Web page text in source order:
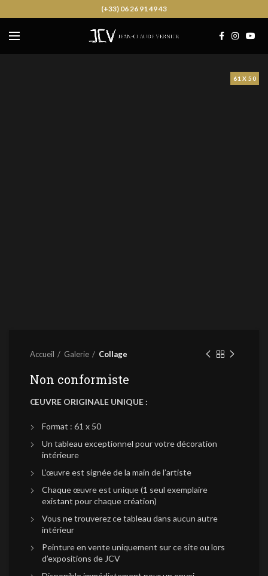
(+33) 06 26 91 49 43
61 X 50
Accueil Galerie Collage
Non conformiste
ŒUVRE ORIGINALE UNIQUE :
Format : 61 x 50
Un tableau exceptionnel pour votre décoration
intérieure
L’œuvre est signée de la main de l’artiste
Chaque œuvre est unique (1 seul exemplaire
existant pour chaque création)
Vous ne trouverez ce tableau dans aucun autre
intérieur
Peinture en vente uniquement sur ce site ou lors
d’expositions de JCV